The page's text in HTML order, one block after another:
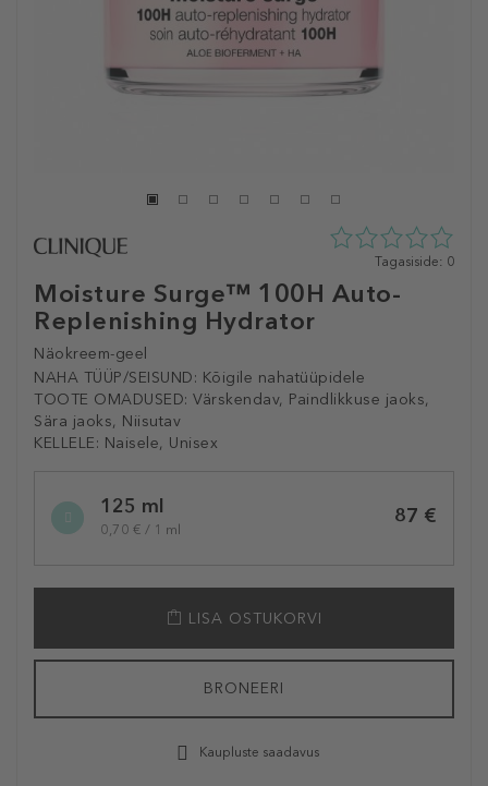
Moisture Surge™ 100H Auto-
Replenishing Hydrator
Näokreem-geel
NAHA TÜÜP/SEISUND: Kõigile nahatüüpidele
TOOTE OMADUSED: Värskendav, Paindlikkuse jaoks,
Sära jaoks, Niisutav
KELLELE: Naisele, Unisex
0
5st
Tagasiside: 0
variation125 ml
0,70 € / 1 ml
87 €
LISA OSTUKORVI
BRONEERI
Kaupluste saadavus